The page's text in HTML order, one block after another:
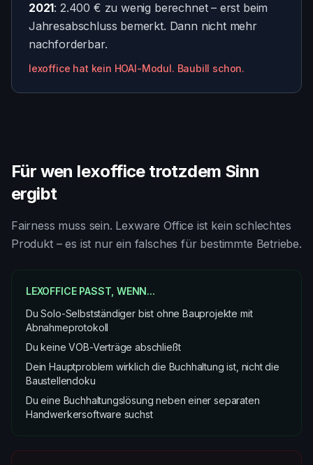
2021: 2.400 € zu wenig berechnet – erst beim
Jahresabschluss bemerkt. Dann nicht mehr
nachforderbar.
lexoffice hat kein HOAI-Modul. Baubill schon.
Für wen lexoffice trotzdem Sinn
ergibt
Fairness muss sein. Lexware Office ist kein schlechtes
Produkt – es ist nur ein falsches für bestimmte Betriebe.
LEXOFFICE PASST, WENN...
Du Solo-Selbstständiger bist ohne Bauprojekte mit
Abnahmeprotokoll
Du keine VOB-Verträge abschließt
Dein Hauptproblem wirklich die Buchhaltung ist, nicht die
Baustellendoku
Du eine Buchhaltungslösung neben einer separaten
Handwerkersoftware suchst